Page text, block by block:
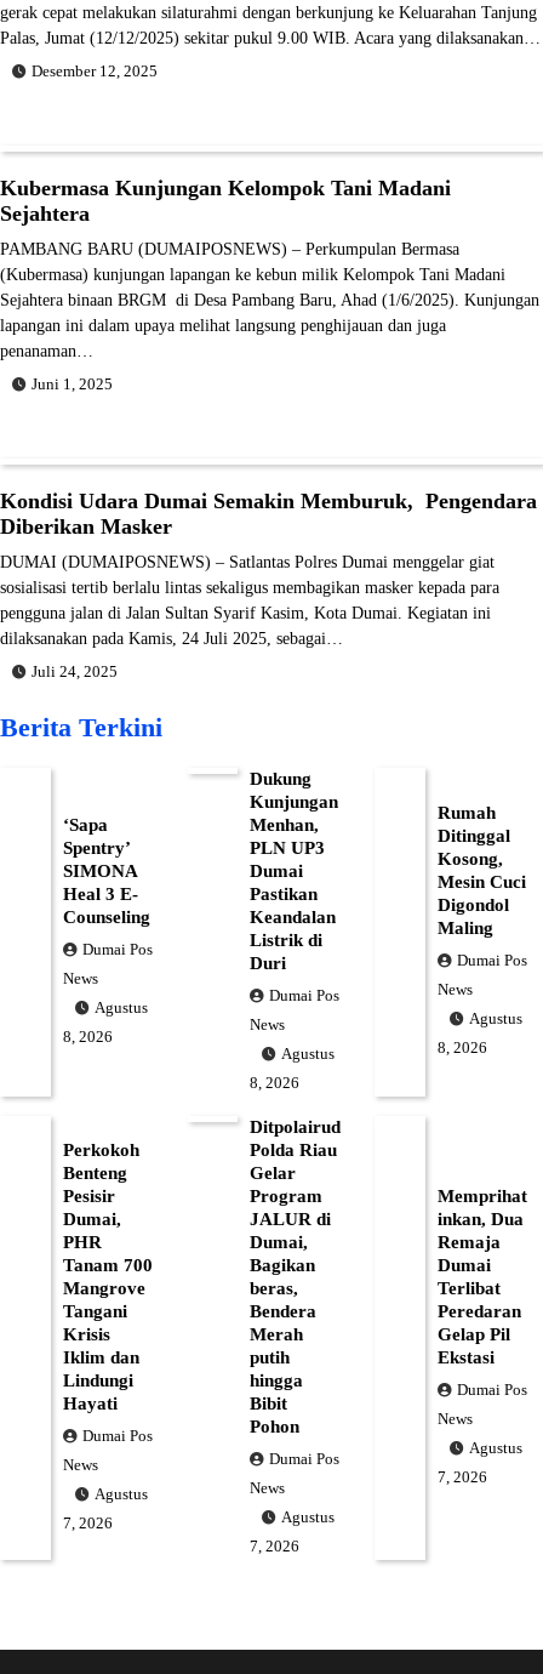
gerak cepat melakukan silaturahmi dengan berkunjung ke Keluarahan Tanjung
Palas, Jumat (12/12/2025) sekitar pukul 9.00 WIB. Acara yang dilaksanakan…
Desember 12, 2025
Kubermasa Kunjungan Kelompok Tani Madani
Sejahtera
PAMBANG BARU (DUMAIPOSNEWS) – Perkumpulan Bermasa
(Kubermasa) kunjungan lapangan ke kebun milik Kelompok Tani Madani
Sejahtera binaan BRGM di Desa Pambang Baru, Ahad (1/6/2025). Kunjungan
lapangan ini dalam upaya melihat langsung penghijauan dan juga
penanaman…
Juni 1, 2025
Kondisi Udara Dumai Semakin Memburuk, Pengendara
Diberikan Masker
DUMAI (DUMAIPOSNEWS) – Satlantas Polres Dumai menggelar giat
sosialisasi tertib berlalu lintas sekaligus membagikan masker kepada para
pengguna jalan di Jalan Sultan Syarif Kasim, Kota Dumai. Kegiatan ini
dilaksanakan pada Kamis, 24 Juli 2025, sebagai…
Juli 24, 2025
Berita Terkini
‘Sapa
Spentry’
SIMONA
Heal 3 E-
Counseling
Dumai Pos
News
Agustus
8, 2026
Dukung
Kunjungan
Menhan,
PLN UP3
Dumai
Pastikan
Keandalan
Listrik di
Duri
Dumai Pos
News
Agustus
8, 2026
Rumah
Ditinggal
Kosong,
Mesin Cuci
Digondol
Maling
Dumai Pos
News
Agustus
8, 2026
Perkokoh
Benteng
Pesisir
Dumai,
PHR
Tanam 700
Mangrove
Tangani
Krisis
Iklim dan
Lindungi
Hayati
Dumai Pos
News
Agustus
7, 2026
Ditpolairud
Polda Riau
Gelar
Program
JALUR di
Dumai,
Bagikan
beras,
Bendera
Merah
putih
hingga
Bibit
Pohon
Dumai Pos
News
Agustus
7, 2026
Memprihat
inkan, Dua
Remaja
Dumai
Terlibat
Peredaran
Gelap Pil
Ekstasi
Dumai Pos
News
Agustus
7, 2026